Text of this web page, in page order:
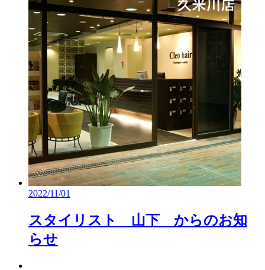
2022/11/01
スタイリスト 山下 からのお知
らせ